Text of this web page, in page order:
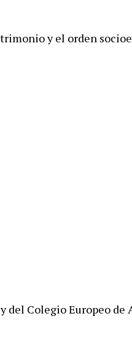
y el orden
del Colegio Europeo de